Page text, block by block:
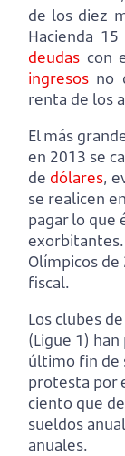
de los diez
Hacienda
deudas con
ingresos no
renta de los
El más
en 2013 se
de dólares,
se realicen
pagar lo que
exorbitantes.
Olímpicos
fiscal.
Los clubes
(Ligue 1)
último fin de
protesta por
ciento que
sueldos
anuales.